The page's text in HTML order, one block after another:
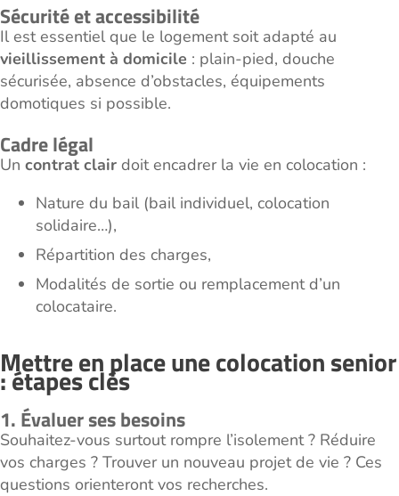
Sécurité et accessibilité
Il est essentiel que le logement soit adapté au
vieillissement à domicile : plain-pied, douche
sécurisée, absence d’obstacles, équipements
domotiques si possible.
Cadre légal
Un contrat clair doit encadrer la vie en colocation :
Nature du bail (bail individuel, colocation
solidaire…),
Répartition des charges,
Modalités de sortie ou remplacement d’un
colocataire.
Mettre en place une colocation senior
: étapes clés
1. Évaluer ses besoins
Souhaitez-vous surtout rompre l’isolement ? Réduire
vos charges ? Trouver un nouveau projet de vie ? Ces
questions orienteront vos recherches.